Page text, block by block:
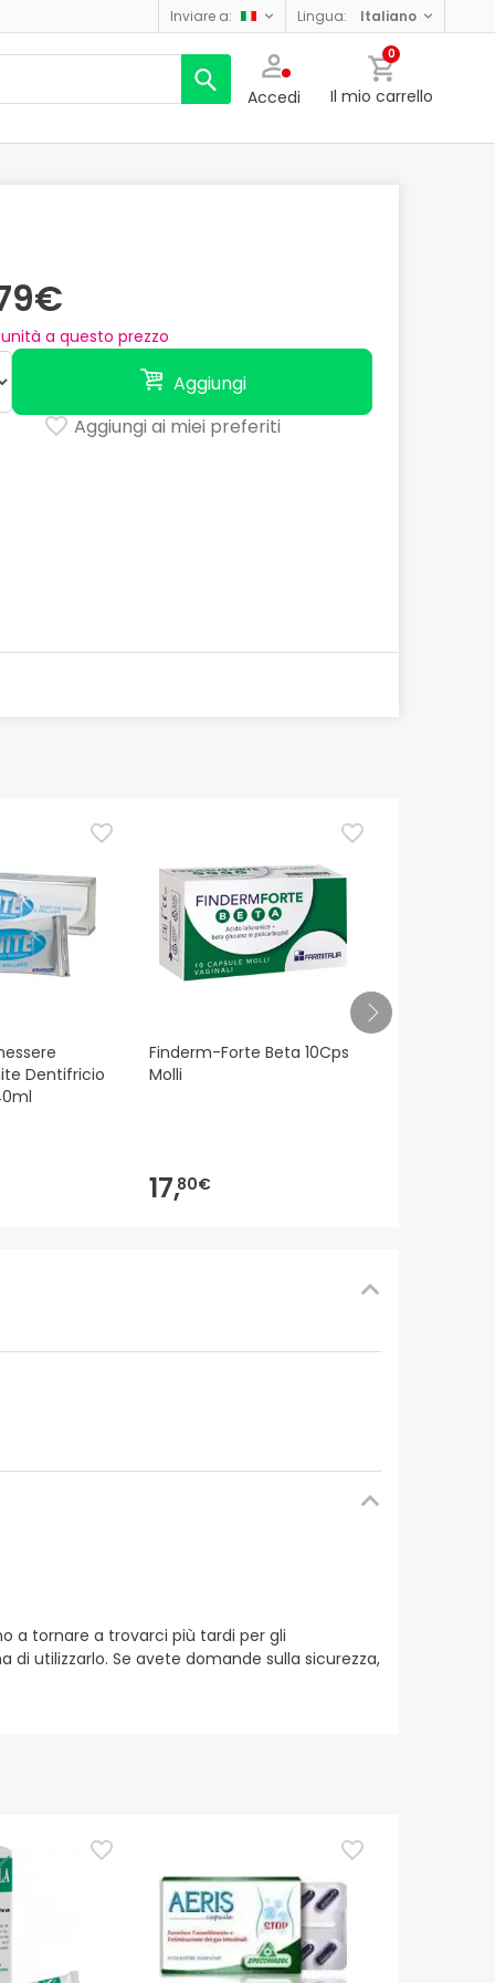
inviare a: lingua: italiano
Accedi
0
Il mio carrello
unità a questo prezzo
Aggiungi
Aggiungi ai miei preferiti
Dentifricio
Finderm-Forte Beta 10Cps
Molli
17,80€
a tornare a trovarci più tardi per gli
utilizzarlo. Se avete domande sulla sicurezza,